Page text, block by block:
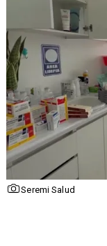
Seremi Salud